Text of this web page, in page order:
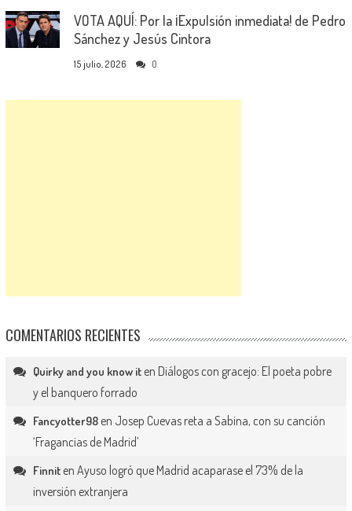
VOTA AQUÍ: Por la ¡Expulsión inmediata! de Pedro
Sánchez y Jesús Cintora
15 julio, 2026 0
COMENTARIOS RECIENTES
Quirky and you know iten Diálogos con gracejo: El poeta pobre
y el banquero forrado
Fancyotter98en Josep Cuevas reta a Sabina, con su canción
‘Fragancias de Madrid’
Finniten Ayuso logró que Madrid acaparase el 73% de la
inversión extranjera